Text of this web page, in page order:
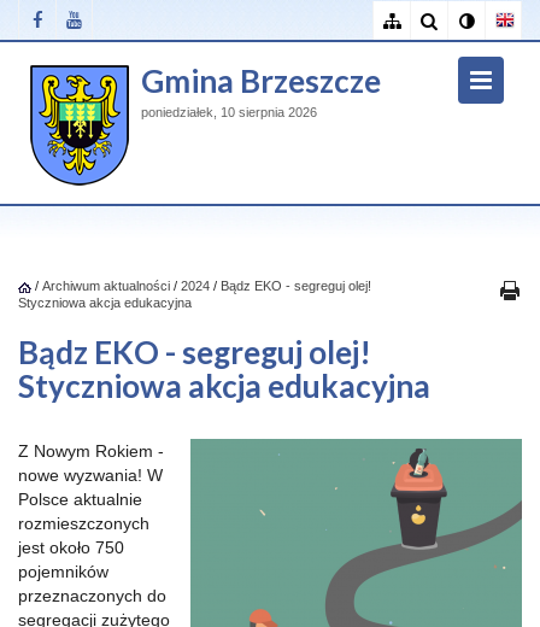
Gmina Brzeszcze
poniedziałek, 10 sierpnia 2026
/ Archiwum aktualności / 2024 / Bądz EKO - segreguj olej!
Styczniowa akcja edukacyjna
Bądz EKO - segreguj olej!
Styczniowa akcja edukacyjna
Z Nowym Rokiem -
nowe wyzwania! W
Polsce aktualnie
rozmieszczonych
jest około 750
pojemników
przeznaczonych do
segregacji zużytego